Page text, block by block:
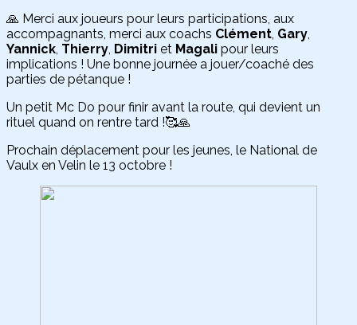
🙏 Merci aux joueurs pour leurs participations, aux
accompagnants, merci aux coachs Clément, Gary,
Yannick, Thierry, Dimitri et Magali pour leurs
implications ! Une bonne journée a jouer/coaché des
parties de pétanque !
Un petit Mc Do pour finir avant la route, qui devient un
rituel quand on rentre tard !🥰🙏
Prochain déplacement pour les jeunes, le National de
Vaulx en Velin le 13 octobre !